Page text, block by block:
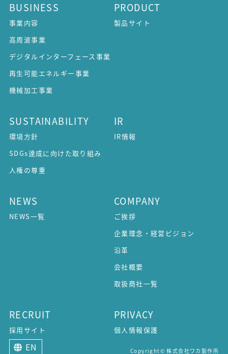
BUSINESS
事業内容
高周波事業
デジタルインターフェース事業
再生可能エネルギー事業
機械加工事業
PRODUCT
製品サイト
SUSTAINABILITY
環境方針
SDGs達成に向けた取り組み
人権の尊重
IR
IR情報
NEWS
NEWS一覧
COMPANY
ご挨拶
企業理念・経営ビジョン
沿革
会社概要
取扱商社一覧
RECRUIT
採用サイト
PRIVACY
個人情報保護
EN Copyright© 株式会社ワカ製作所